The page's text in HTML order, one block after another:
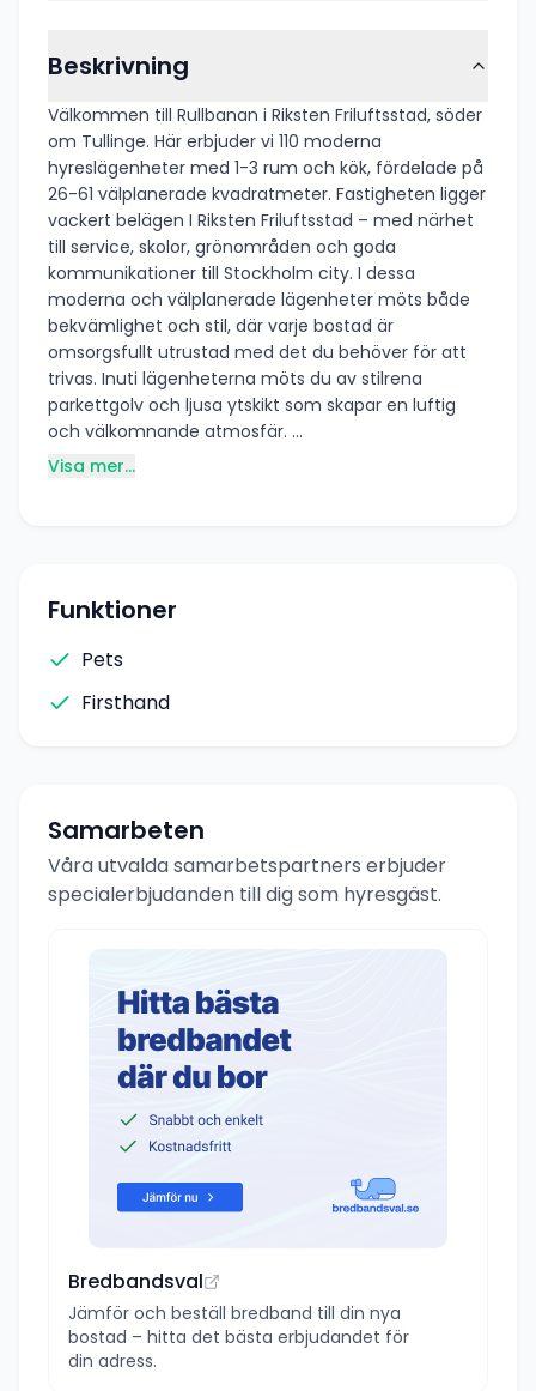
Beskrivning
Välkommen till Rullbanan i Riksten Friluftsstad, söder
om Tullinge. Här erbjuder vi 110 moderna
hyreslägenheter med 1-3 rum och kök, fördelade på
26-61 välplanerade kvadratmeter. Fastigheten ligger
vackert belägen I Riksten Friluftsstad – med närhet
till service, skolor, grönområden och goda
kommunikationer till Stockholm city. I dessa
moderna och välplanerade lägenheter möts både
bekvämlighet och stil, där varje bostad är
omsorgsfullt utrustad med det du behöver för att
trivas. Inuti lägenheterna möts du av stilrena
parkettgolv och ljusa ytskikt som skapar en luftig
och välkomnande atmosfär. ...
Visa mer...
Funktioner
Pets
Firsthand
Samarbeten
Våra utvalda samarbetspartners erbjuder
specialerbjudanden till dig som hyresgäst.
Bredbandsval
Jämför och beställ bredband till din nya
bostad – hitta det bästa erbjudandet för
din adress.